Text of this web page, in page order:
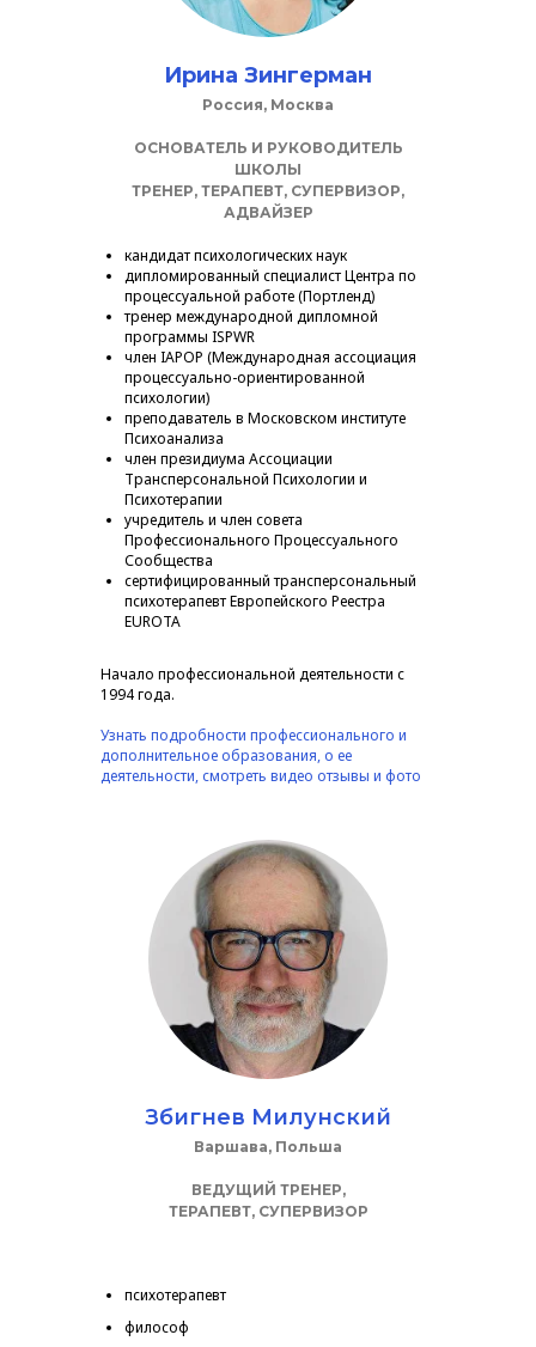
Ирина Зингерман
Россия, Москва
ОСНОВАТЕЛЬ И РУКОВОДИТЕЛЬ
ШКОЛЫ
ТРЕНЕР, ТЕРАПЕВТ, СУПЕРВИЗОР,
АДВАЙЗЕР
кандидат психологических наук
дипломированный специалист Центра по
процессуальной работе (Портленд)
тренер международной дипломной
программы ISPWR
член IAPOP (Международная ассоциация
процессуально-ориентированной
психологии)
преподаватель в Московском институте
Психоанализа
член президиума Ассоциации
Трансперсональной Психологии и
Психотерапии
учредитель и член совета
Профессионального Процессуального
Сообщества
сертифицированный трансперсональный
психотерапевт Европейского Реестра
EUROTA
Начало профессиональной деятельности с
1994 года.
Узнать подробности профессионального и
дополнительное образования, о ее
деятельности, смотреть видео отзывы и фото
Збигнев Милунский
Варшава, Польша
ВЕДУЩИЙ ТРЕНЕР,
ТЕРАПЕВТ, СУПЕРВИЗОР
психотерапевт
философ